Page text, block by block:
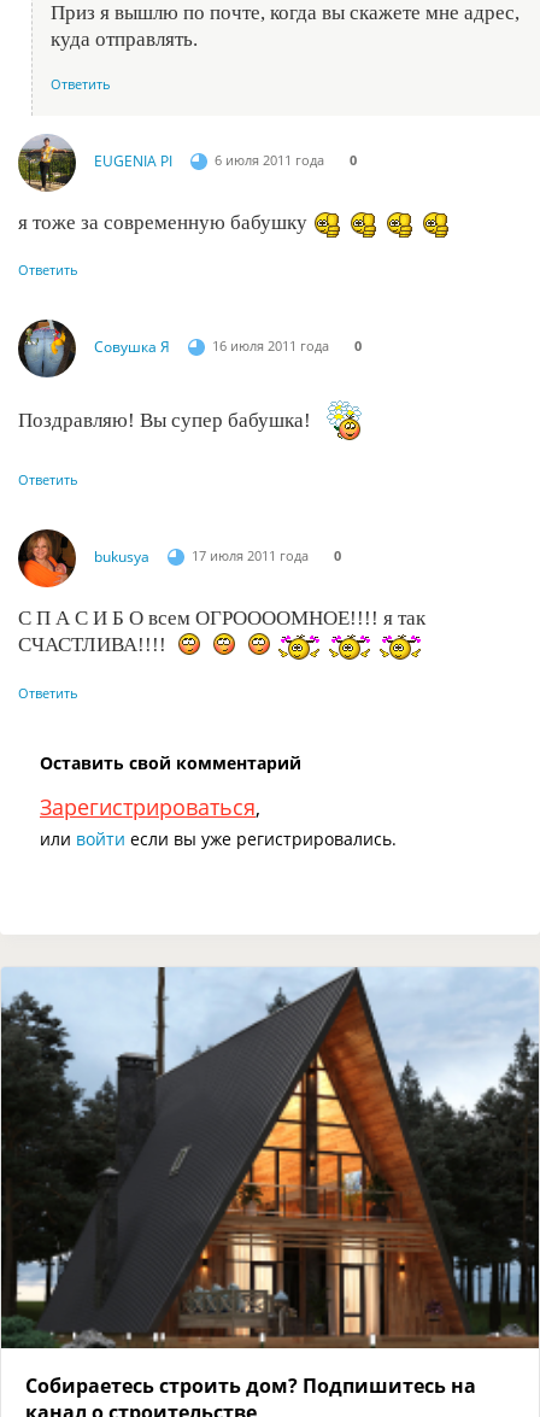
Приз я вышлю по почте, когда вы скажете мне адрес,
куда отправлять.
Ответить
EUGENIA PI 6 июля 2011 года 0
я тоже за современную бабушку
Ответить
Совушка Я 16 июля 2011 года 0
Поздравляю! Вы супер бабушка!
Ответить
bukusya 17 июля 2011 года 0
С П А С И Б О всем ОГРООООМНОЕ!!!! я так
СЧАСТЛИВА!!!!
Ответить
Оставить свой комментарий
Зарегистрироваться,
или войти если вы уже регистрировались.
Собираетесь строить дом? Подпишитесь на